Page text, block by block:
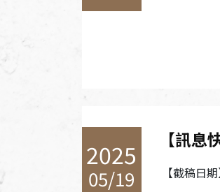
2025
05/19
【訊
【截稿日